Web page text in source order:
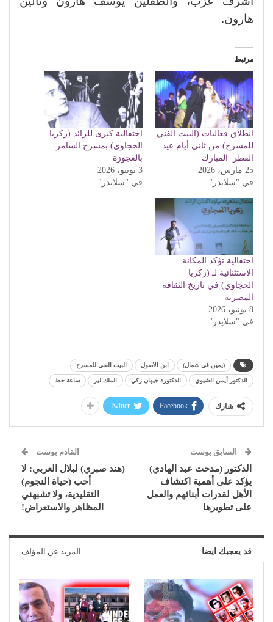
هارون.
مرتبط
انطلاق فعاليات (البيت الفني
للمسرح) من ثاني أيام عيد
الفطر المبارك
25 مارس، 2026
في "سلايدر"
احتفالية كبرى للرائد (زكريا
الحجاوي) بمسرح السامر
بالعجوزة
3 يونيو، 2026
في "سلايدر"
احتفالية تؤكد المكانة
الاستثنائية لـ (زكريا
الحجاوي) في تاريخ الثقافة
المصرية
8 يونيو، 2026
في "سلايدر"
(يمين في شمال) ابن الأصول البيت الفني للمسرح
الدكتور أيمن الشيوي الدكتورة جيهان زكي الملك لير ساعة حظ
شارك Facebook
Twitter
السابق بوست
الدكتور (مدحت عبد الهادي)
يؤكد على أهمية اكتشاف
الأهل لقدرات أبنائهم والعمل
على تطويرها
القادم بوست
(هند صبري) لبلال العربي: لا
أحب (حياة النجوم)
التقليدية، ولا تشبهني
المظاهر والاستعراض!
قد يعجبك ايضا المزيد عن المؤلف